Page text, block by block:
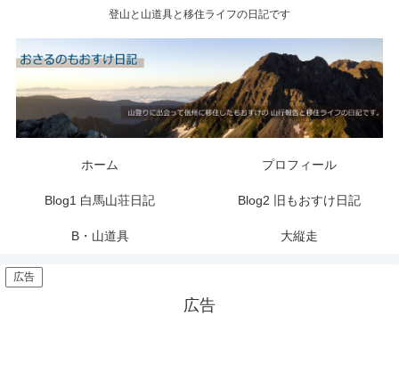
登山と山道具と移住ライフの日記です
ホーム プロフィール
Blog1 白馬山荘日記 Blog2 旧もおすけ日記
B・山道具 大縦走
広告
広告